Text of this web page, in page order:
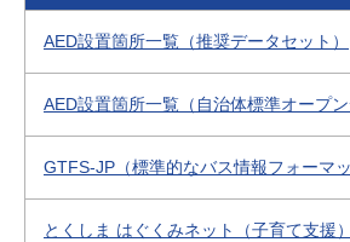
AED設置箇所一覧（推奨データセット）
AED設置箇所一覧（自治体標準オープン
GTFS-JP（標準的なバス情報フォーマッ
とくしま はぐくみネット（子育て支援）